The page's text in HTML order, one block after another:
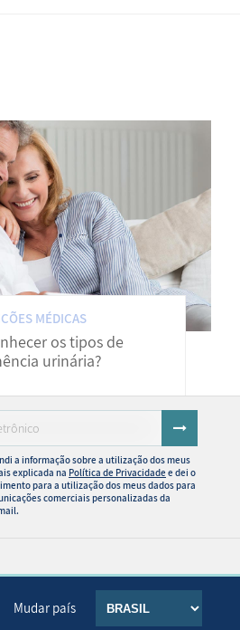
MÉDICAS
os tipos de
urinária?
a informação sobre a utilização dos meus
explicada na Política de Privacidade e dei o
para a utilização dos meus dados para
comerciais personalizadas da
Mudar país